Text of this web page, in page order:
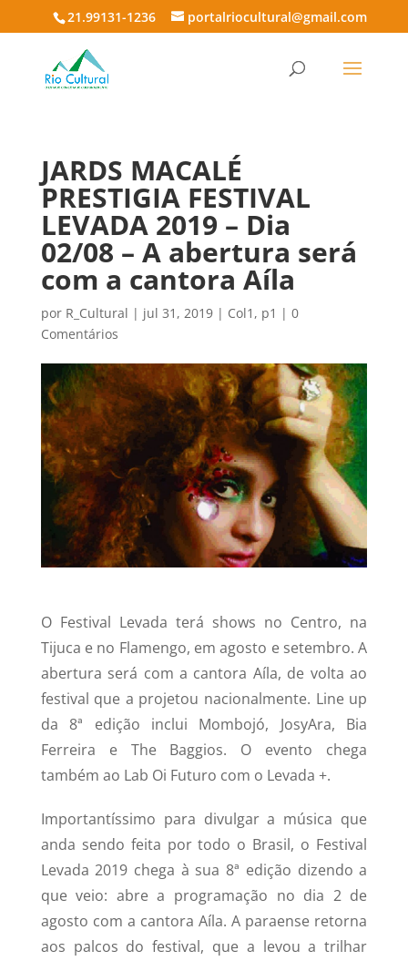
21.99131-1236 portalriocultural@gmail.com
JARDS MACALÉ
PRESTIGIA FESTIVAL
LEVADA 2019 – Dia
02/08 – A abertura será
com a cantora Aíla
por R_Cultural | jul 31, 2019| Col1 , p1 | 0
Comentários
O Festival Levada terá shows no Centro, na
Tijuca e no Flamengo, em agosto e setembro. A
abertura será com a cantora Aíla, de volta ao
festival que a projetou nacionalmente. Line up
da 8ª edição inclui Mombojó, JosyAra, Bia
Ferreira e The Baggios. O evento chega
também ao Lab Oi Futuro com o Levada +.
Importantíssimo para divulgar a música que
anda sendo feita por todo o Brasil, o Festival
Levada 2019 chega à sua 8ª edição dizendo a
que veio: abre a programação no dia 2 de
agosto com a cantora Aíla. A paraense retorna
aos palcos do festival, que a levou a trilhar